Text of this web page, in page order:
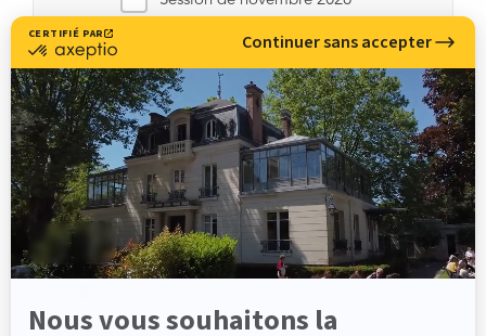
Session de mars 2027
530,00
Rêves éveillés
Pré-requis : Baccalauréat ou équivalent
Session de novembre 2026
Session de novembre 2027
705,00
Sexualité et thérapie
Relation d'aide